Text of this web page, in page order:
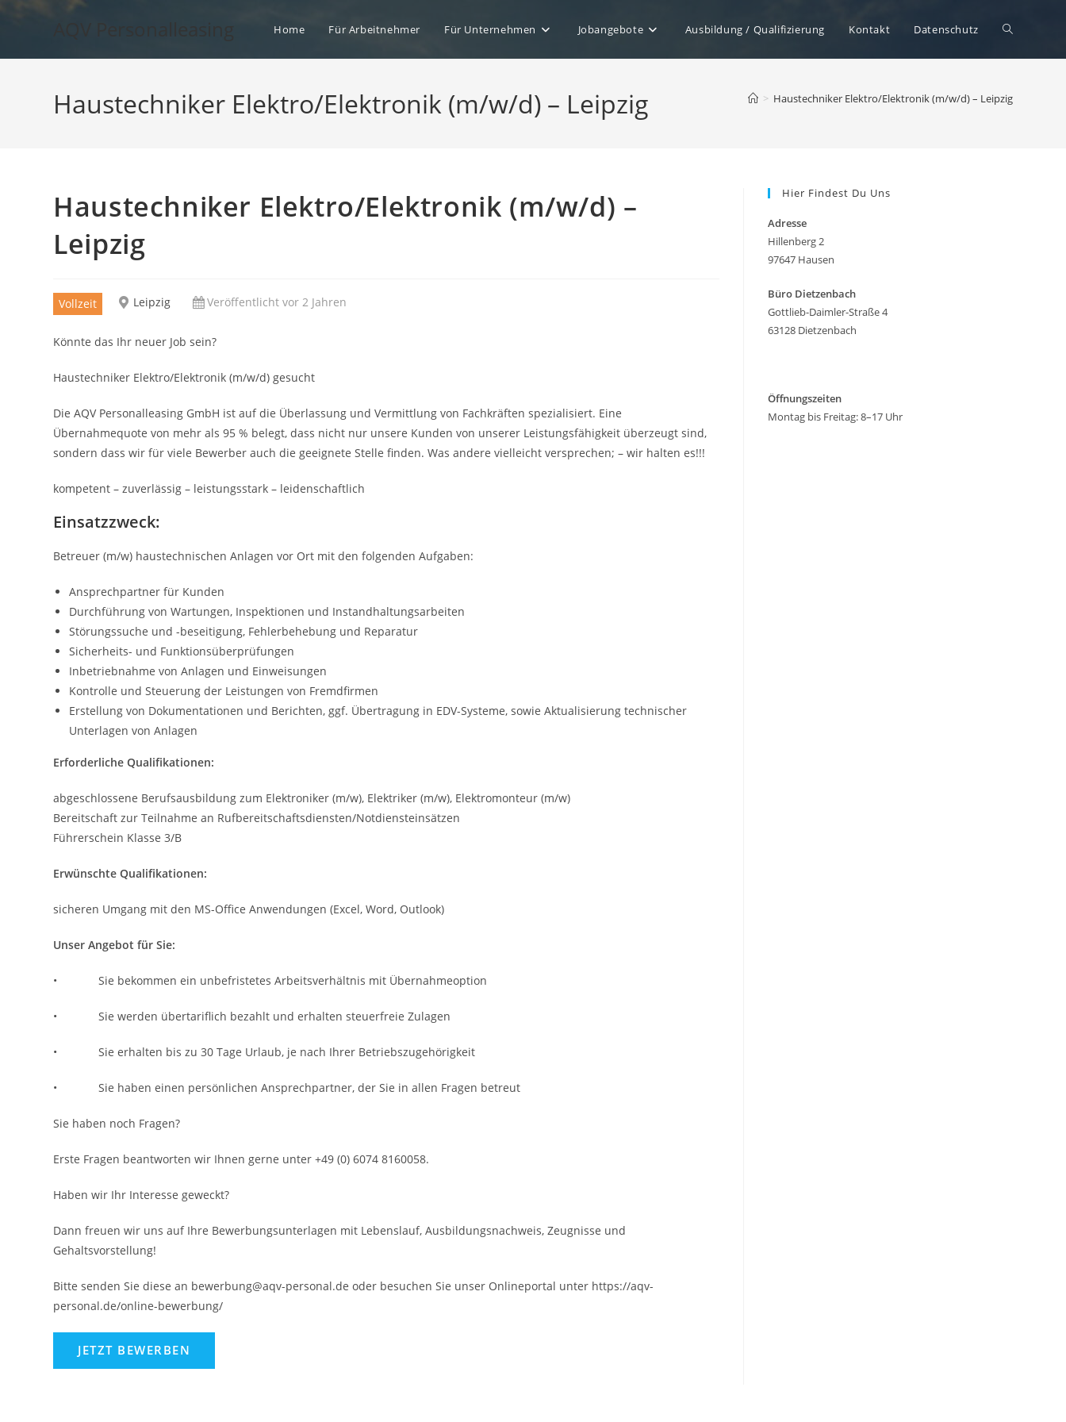
Home Für Arbeitnehmer Für Unternehmen Jobangebote Ausbildung / Qualifizierung Kontakt Datenschutz Website-
Haustechniker Elektro/Elektronik (m/w/d) – Leipzig > Haustechniker Elektro/Elektronik (m/w/d) – Leipzig
Haustechniker Elektro/Elektronik (m/w/d) –
Leipzig
Vollzeit Leipzig Veröffentlicht vor 2 Jahren
Könnte das Ihr neuer Job sein?
Haustechniker Elektro/Elektronik (m/w/d) gesucht
Die AQV Personalleasing GmbH ist auf die Überlassung und Vermittlung von Fachkräften spezialisiert. Eine
Übernahmequote von mehr als 95 % belegt, dass nicht nur unsere Kunden von unserer Leistungsfähigkeit überzeugt sind,
sondern dass wir für viele Bewerber auch die geeignete Stelle finden. Was andere vielleicht versprechen; – wir halten es!!!
kompetent – zuverlässig – leistungsstark – leidenschaftlich
Einsatzzweck:
Betreuer (m/w) haustechnischen Anlagen vor Ort mit den folgenden Aufgaben:
Ansprechpartner für Kunden
Durchführung von Wartungen, Inspektionen und Instandhaltungsarbeiten
Störungssuche und -beseitigung, Fehlerbehebung und Reparatur
Sicherheits- und Funktionsüberprüfungen
Inbetriebnahme von Anlagen und Einweisungen
Kontrolle und Steuerung der Leistungen von Fremdfirmen
Erstellung von Dokumentationen und Berichten, ggf. Übertragung in EDV-Systeme, sowie Aktualisierung technischer
Unterlagen von Anlagen
Erforderliche Qualifikationen:
abgeschlossene Berufsausbildung zum Elektroniker (m/w), Elektriker (m/w), Elektromonteur (m/w)
Bereitschaft zur Teilnahme an Rufbereitschaftsdiensten/Notdiensteinsätzen
Führerschein Klasse 3/B
Erwünschte Qualifikationen:
sicheren Umgang mit den MS-Office Anwendungen (Excel, Word, Outlook)
Unser Angebot für Sie:
• Sie bekommen ein unbefristetes Arbeitsverhältnis mit Übernahmeoption
• Sie werden übertariflich bezahlt und erhalten steuerfreie Zulagen
• Sie erhalten bis zu 30 Tage Urlaub, je nach Ihrer Betriebszugehörigkeit
• Sie haben einen persönlichen Ansprechpartner, der Sie in allen Fragen betreut
Sie haben noch Fragen?
Erste Fragen beantworten wir Ihnen gerne unter +49 (0) 6074 8160058.
Haben wir Ihr Interesse geweckt?
Dann freuen wir uns auf Ihre Bewerbungsunterlagen mit Lebenslauf, Ausbildungsnachweis, Zeugnisse und
Gehaltsvorstellung!
Bitte senden Sie diese an bewerbung@aqv-personal.de oder besuchen Sie unser Onlineportal unter https://aqv-
personal.de/online-bewerbung/
Hier Findest Du Uns
Adresse
Hillenberg 2
97647 Hausen
Büro Dietzenbach
Gottlieb-Daimler-Straße 4
63128 Dietzenbach
Öffnungszeiten
Montag bis Freitag: 8–17 Uhr